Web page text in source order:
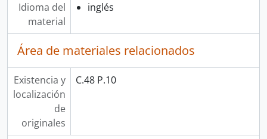
Idioma del
material
inglés
Área de materiales relacionados
Existencia y
localización
de
originales
C.48 P.10